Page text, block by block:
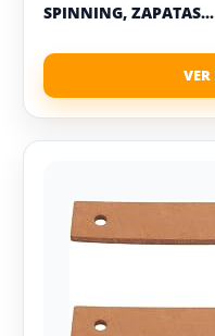
SPINNING, ZAPATAS...